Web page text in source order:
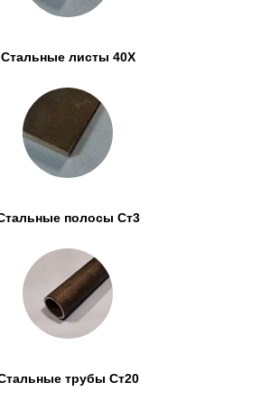
Стальные листы 40Х
полосы Ст3
трубы Ст20